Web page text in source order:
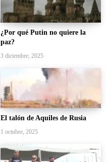
¿Por qué Putin no quiere la
paz?
3 diciembre, 2025
El talón de Aquiles de Rusia
1 octubre, 2025